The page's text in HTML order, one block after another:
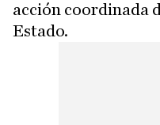
acción coordinada
Estado.